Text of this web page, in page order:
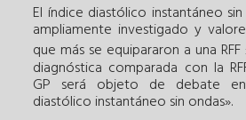
El índice diastólico instantáneo
ampliamente investigado y
que más se equipararon a una
diagnóstica comparada con la
GP será objeto de debate
diastólico instantáneo sin ondas».